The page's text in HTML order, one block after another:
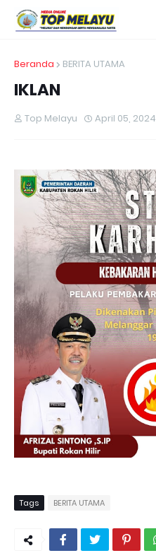
Beranda BERITA UTAMA
IKLAN
Top Melayu April 05, 2024
Tags BERITA UTAMA